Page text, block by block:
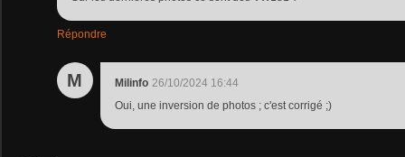
Répondre
M Milinfo 26/10/2024 16:44
Oui, une inversion de photos ; c'est corrigé ;)